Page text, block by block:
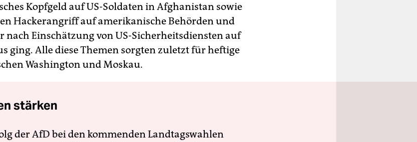
Kopfgeld auf US-Soldaten in Afghanistan sowie
Hackerangriff auf amerikanische Behörden und
nach Einschätzung von US-Sicherheitsdiensten auf
ging. Alle diese Themen sorgten zuletzt für heftige
Washington und Moskau.
stärken
der AfD bei den kommenden Landtagswahlen